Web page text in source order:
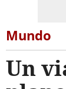
Mundo
Un